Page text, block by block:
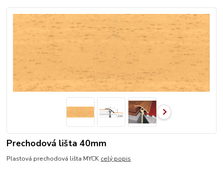
Prechodová lišta 40mm
Plastová prechodová lišta MYCK celý popis